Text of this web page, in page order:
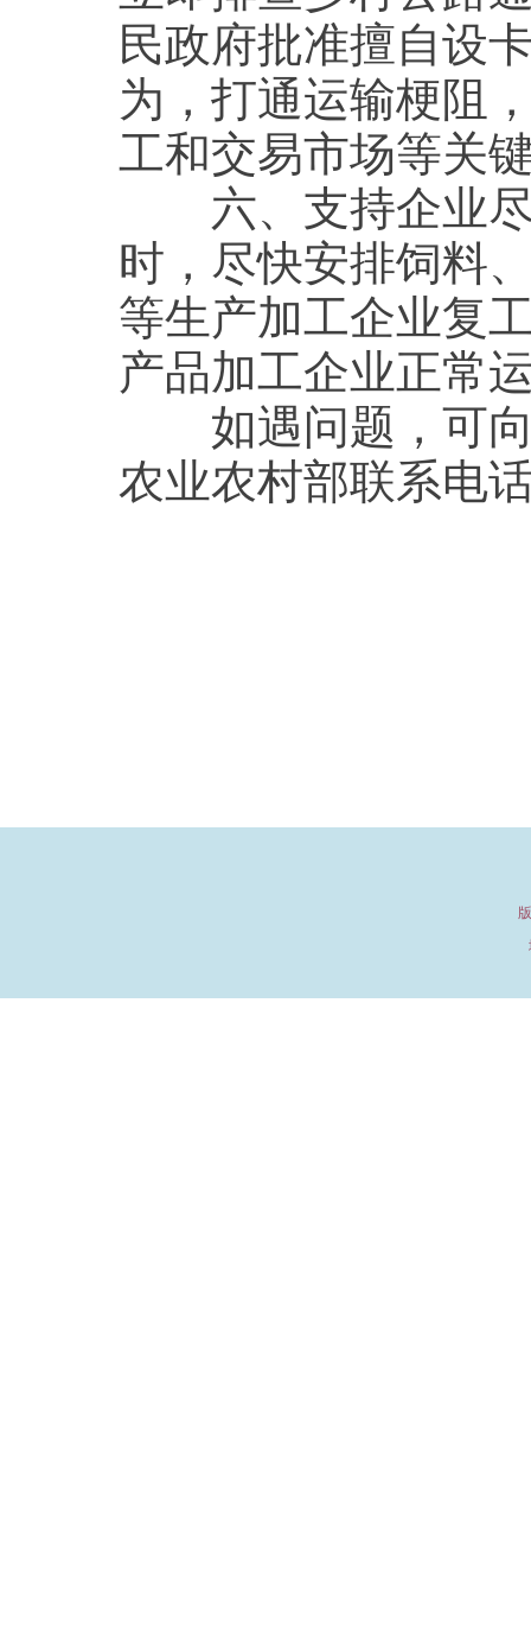
民政府批准擅自设
为，打通运输梗阻
工和交易市场等关
六、支持企业尽
时，尽快安排饲料
等生产加工企业复
产品加工企业正常
如遇问题，可向
农业农村部联系电